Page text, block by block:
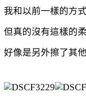
我和以前一樣的方
但真的沒有這樣的
好像是另外擦了其